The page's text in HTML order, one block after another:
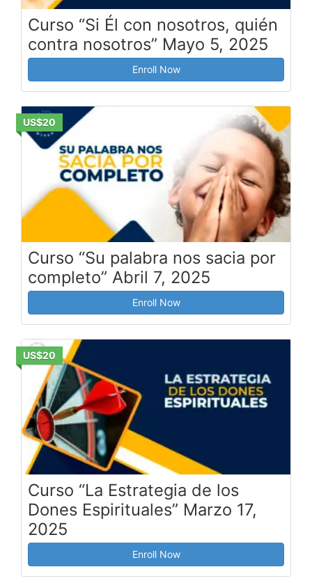
Curso “Si Él con nosotros, quién
contra nosotros” Mayo 5, 2025
Enroll Now
US$20
Curso “Su palabra nos sacia por
completo” Abril 7, 2025
Enroll Now
US$20
Curso “La Estrategia de los
Dones Espirituales” Marzo 17,
2025
Enroll Now